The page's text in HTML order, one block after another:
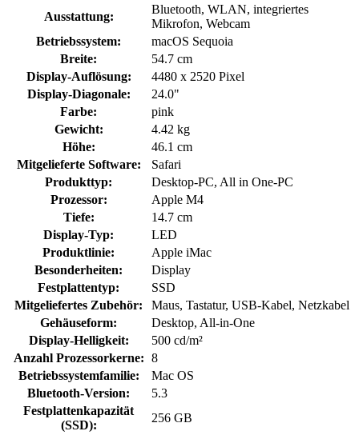
Ausstattung:
Bluetooth, WLAN, integriertes
Mikrofon, Webcam
Betriebssystem:
macOS Sequoia
Breite:
54.7 cm
Display-Auflösung:
4480 x 2520 Pixel
Display-Diagonale:
24.0"
Farbe:
pink
Gewicht:
4.42 kg
Höhe:
46.1 cm
Mitgelieferte Software:
Safari
Produkttyp:
Desktop-PC, All in One-PC
Prozessor:
Apple M4
Tiefe:
14.7 cm
Display-Typ:
LED
Produktlinie:
Apple iMac
Besonderheiten:
Display
Festplattentyp:
SSD
Mitgeliefertes Zubehör:
Maus, Tastatur, USB-Kabel, Netzkabel
Gehäuseform:
Desktop, All-in-One
Display-Helligkeit:
500 cd/m²
Anzahl Prozessorkerne: 8
Betriebssystemfamilie:
Mac OS
Bluetooth-Version:
5.3
Festplattenkapazität
(SSD):
256 GB